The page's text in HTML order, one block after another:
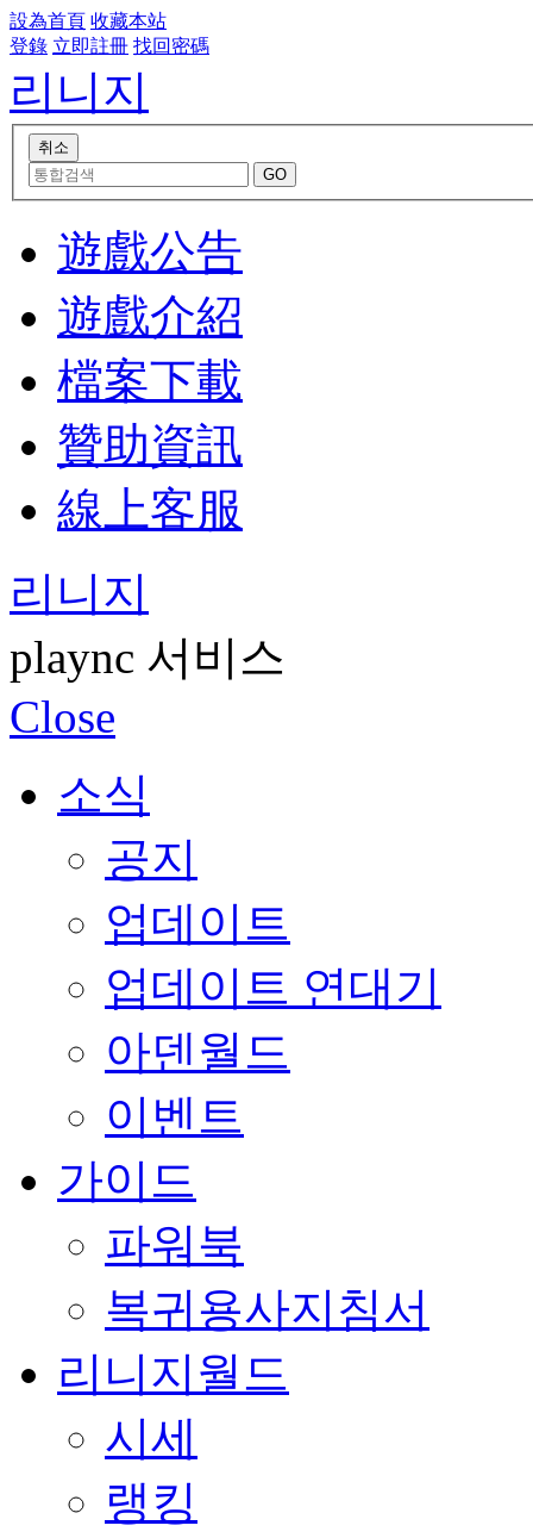
設為首頁 收藏本站
登錄 立即註冊 找回密碼
리니지
遊戲公告
遊戲介紹
檔案下載
贊助資訊
線上客服
리니지
plaync 서비스
Close
소식
공지
업데이트
업데이트 연대기
아덴월드
이벤트
가이드
파워북
복귀용사지침서
리니지월드
시세
랭킹